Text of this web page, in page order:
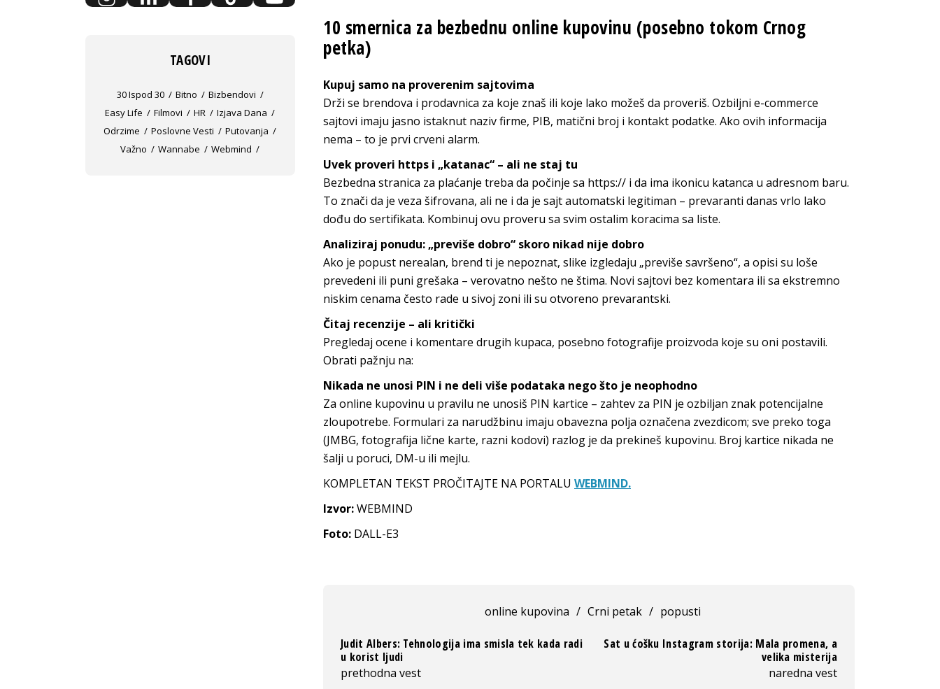
10 smernica za bezbednu online kupovinu (posebno tokom Crnog
petka)
Kupuj samo na proverenim sajtovima
Drži se brendova i prodavnica za koje znaš ili koje lako možeš da proveriš. Ozbiljni e-commerce
sajtovi imaju jasno istaknut naziv firme, PIB, matični broj i kontakt podatke. Ako ovih informacija
nema – to je prvi crveni alarm.
Uvek proveri https i „katanac“ – ali ne staj tu
Bezbedna stranica za plaćanje treba da počinje sa https:// i da ima ikonicu katanca u adresnom baru.
To znači da je veza šifrovana, ali ne i da je sajt automatski legitiman – prevaranti danas vrlo lako
dođu do sertifikata. Kombinuj ovu proveru sa svim ostalim koracima sa liste.
Analiziraj ponudu: „previše dobro“ skoro nikad nije dobro
Ako je popust nerealan, brend ti je nepoznat, slike izgledaju „previše savršeno“, a opisi su loše
prevedeni ili puni grešaka – verovatno nešto ne štima. Novi sajtovi bez komentara ili sa ekstremno
niskim cenama često rade u sivoj zoni ili su otvoreno prevarantski.
Čitaj recenzije – ali kritički
Pregledaj ocene i komentare drugih kupaca, posebno fotografije proizvoda koje su oni postavili.
Obrati pažnju na:
Nikada ne unosi PIN i ne deli više podataka nego što je neophodno
Za online kupovinu u pravilu ne unosiš PIN kartice – zahtev za PIN je ozbiljan znak potencijalne
zloupotrebe. Formulari za narudžbinu imaju obavezna polja označena zvezdicom; sve preko toga
(JMBG, fotografija lične karte, razni kodovi) razlog je da prekineš kupovinu. Broj kartice nikada ne
šalji u poruci, DM-u ili mejlu.
KOMPLETAN TEKST PROČITAJTE NA PORTALU WEBMIND.
Izvor:WEBMIND
Foto: DALL-E3
online kupovina / Crni petak / popusti
Judit Albers: Tehnologija ima smisla tek kada radi
u korist ljudi
prethodna vest
Sat u ćošku Instagram storija: Mala promena, a
velika misterija
naredna vest
TAGOVI
30 Ispod 30 Bitno
Bizbendovi
Easy Life
Filmovi HR
Izjava Dana
Odrzime
Poslovne Vesti
Putovanja
Važno
Wannabe Webmind